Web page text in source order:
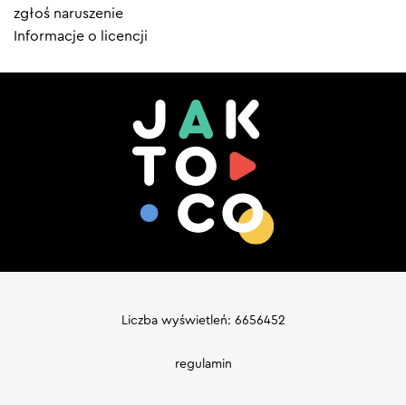
zgłoś naruszenie
Informacje o licencji
Liczba wyświetleń: 6656452
regulamin